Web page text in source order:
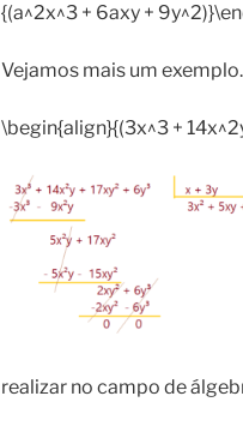
{(a^2x^3 + 6axy +
Vejamos mais um exemplo.
\begin{align}{(3x^3 +
realizar no campo de